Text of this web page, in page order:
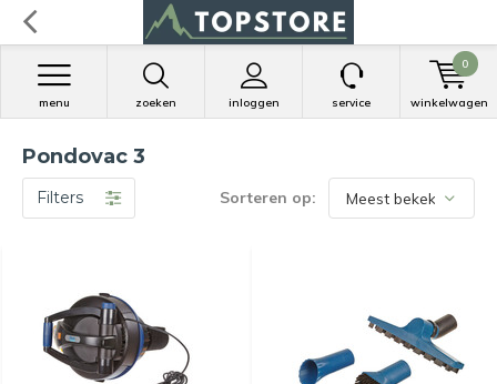
zoeken inloggen
menu service winkelwagen
0
Pondovac 3
Filters Sorteren op: